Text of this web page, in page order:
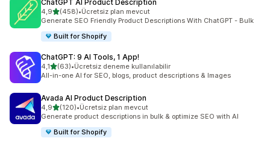
ChatGPT AI Product Description
4,95 yıldız üzerinden
(458)
toplam 458 değerlendirme
•Ücretsiz plan mevcut
Generate SEO Friendly Product Descriptions With ChatGPT - Bulk
Built for Shopify
ChatGPT: 9 AI Tools, 1 App!
4,15 yıldız üzerinden
(63)
toplam 63 değerlendirme
•Ücretsiz deneme kullanılabilir
All-in-one AI for SEO, blogs, product descriptions & Images
Avada AI Product Description
4,95 yıldız üzerinden
(120)
toplam 120 değerlendirme
•Ücretsiz plan mevcut
Generate product descriptions in bulk & optimize SEO with AI
Built for Shopify